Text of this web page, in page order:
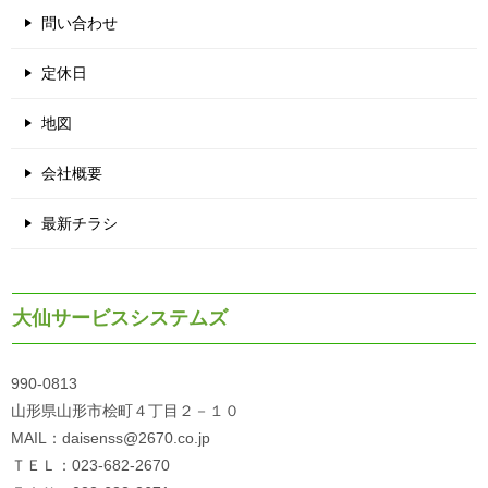
問い合わせ
定休日
地図
会社概要
最新チラシ
大仙サービスシステムズ
990-0813
山形県山形市桧町４丁目２－１０
MAIL：daisenss@2670.co.jp
ＴＥＬ：023-682-2670